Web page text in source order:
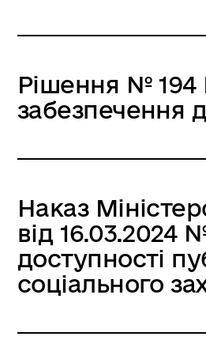
Рішення № 194
забезпечення
Наказ
від 16.03.2024
доступності
соціального